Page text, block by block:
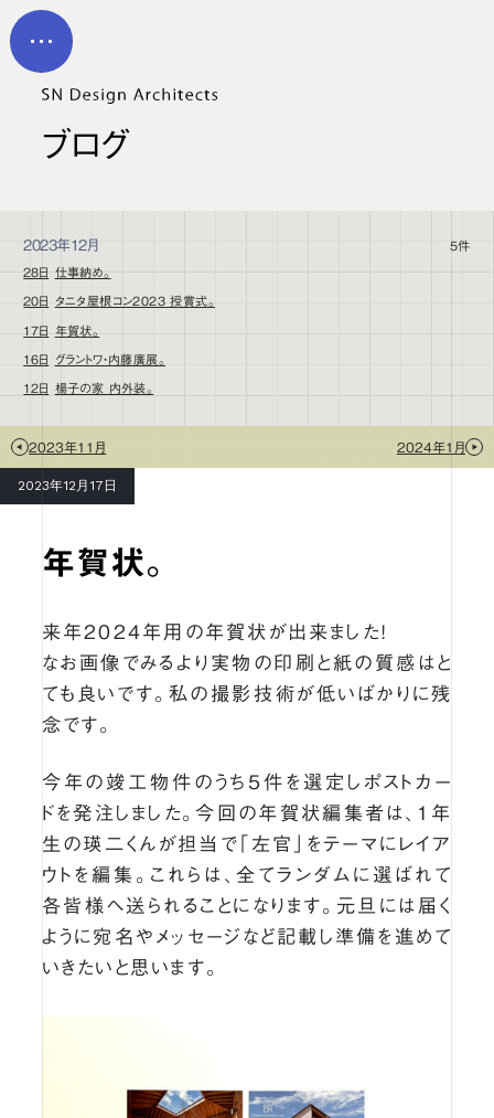
メイン コンテンツにスキップ
MEN
ブログ
2023年12月 5件
28日 仕事納め。
20日 タニタ屋根コン2023 授賞式。
17日 年賀状。
16日 グラントワ・内藤廣展。
12日 楊子の家 内外装。
2023年11月 2024年1月
2023年12月17日
年賀状。
来年2024年用の年賀状が出来ました！
なお画像でみるより実物の印刷と紙の質感はと
ても良いです。私の撮影技術が低いばかりに残
念です。
今年の竣工物件のうち5件を選定しポストカー
ドを発注しました。今回の年賀状編集者は、1年
生の瑛二くんが担当で「左官」をテーマにレイア
ウトを編集。これらは、全てランダムに選ばれて
各皆様へ送られることになります。元旦には届く
ように宛名やメッセージなど記載し準備を進めて
いきたいと思います。